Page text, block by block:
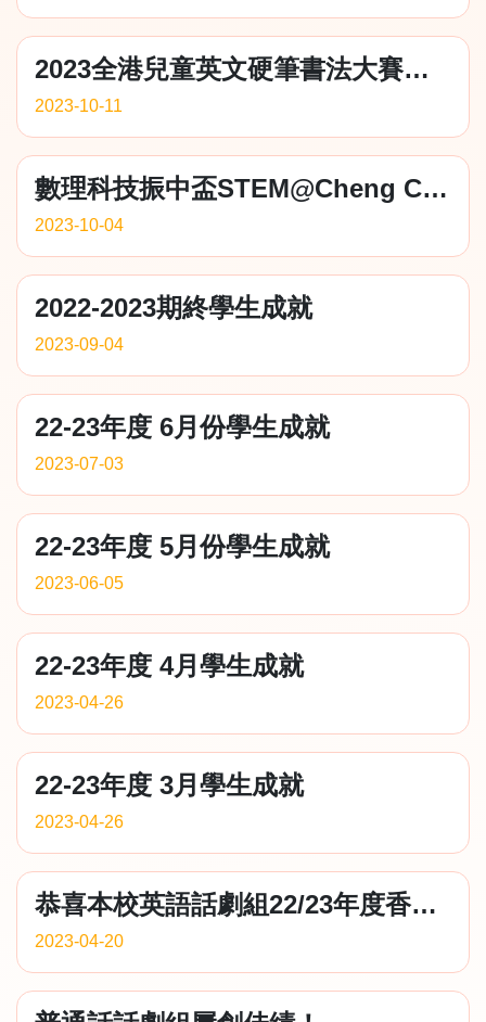
2023全港兒童英文硬筆書法大賽、第六屆香港學生創意閱讀報告比賽獎項
2023-10-11
數理科技振中盃STEM@Cheng Chung Cup、聯校音樂大賽2023獎項
2023-10-04
2022-2023期終學生成就
2023-09-04
22-23年度 6月份學生成就
2023-07-03
22-23年度 5月份學生成就
2023-06-05
22-23年度 4月學生成就
2023-04-26
22-23年度 3月學生成就
2023-04-26
恭喜本校英語話劇組22/23年度香港話劇節獲得三項獎項！
2023-04-20